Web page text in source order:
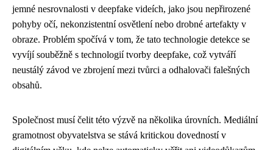
jemné nesrovnalosti v deepfake videích, jako jsou nepřirozené
pohyby očí, nekonzistentní osvětlení nebo drobné artefakty v
obraze. Problém spočívá v tom, že tato technologie detekce se
vyvíjí souběžně s technologií tvorby deepfake, což vytváří
neustálý závod ve zbrojení mezi tvůrci a odhalovači falešných
obsahů.
Společnost musí čelit této výzvě na několika úrovních. Mediální
gramotnost obyvatelstva se stává kritickou dovedností v